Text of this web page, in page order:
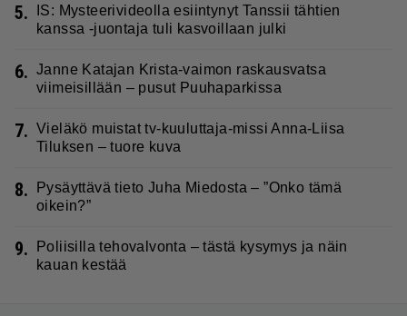
5.
IS: Mysteerivideolla esiintynyt Tanssii tähtien
kanssa -juontaja tuli kasvoillaan julki
6. Janne Katajan Krista-vaimon raskausvatsa
viimeisillään – pusut Puuhaparkissa
7. Vieläkö muistat tv-kuuluttaja-missi Anna-Liisa
Tiluksen – tuore kuva
8.
Pysäyttävä tieto Juha Miedosta – ”Onko tämä
oikein?”
9.
Poliisilla tehovalvonta – tästä kysymys ja näin
kauan kestää